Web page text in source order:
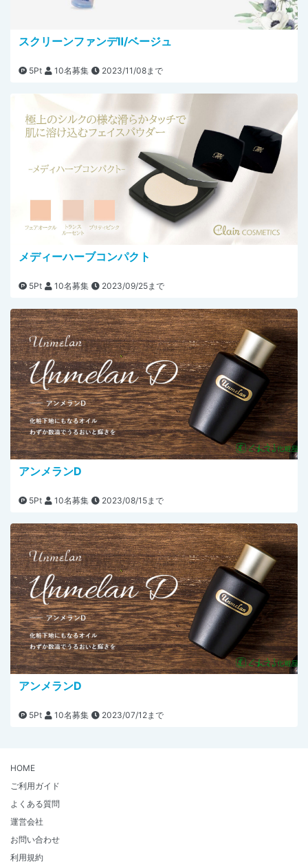
スクリーンファンデⅡ/ベージュ
5Pt 10名募集 2023/11/08まで
メディーハーブコンパクト
5Pt 10名募集 2023/09/25まで
アンメランD
5Pt 10名募集 2023/08/15まで
アンメランD
5Pt 10名募集 2023/07/12まで
HOME
ご利用ガイド
よくある質問
運営会社
お問い合わせ
利用規約